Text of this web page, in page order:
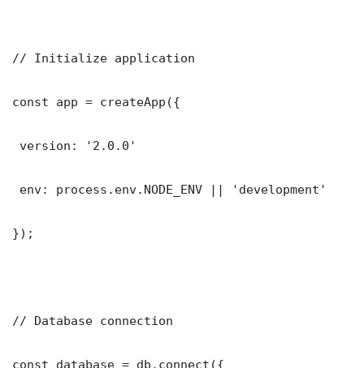
// Initialize application
const app = createApp({
version: '2.0.0'
env: process.env.NODE_ENV || 'development'
});
// Database connection
const database = db.connect({